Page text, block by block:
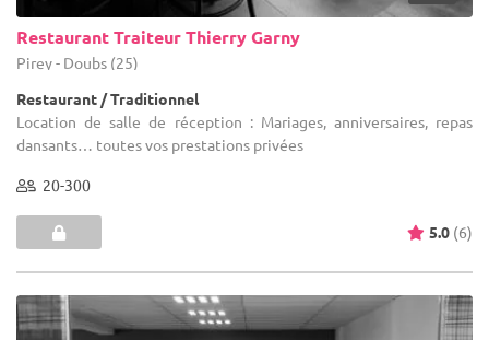
Restaurant Traiteur Thierry Garny
Pirey - Doubs (25)
Restaurant / Traditionnel
Location de salle de réception : Mariages, anniversaires, repas
dansants… toutes vos prestations privées
20-300
5.0 (6)